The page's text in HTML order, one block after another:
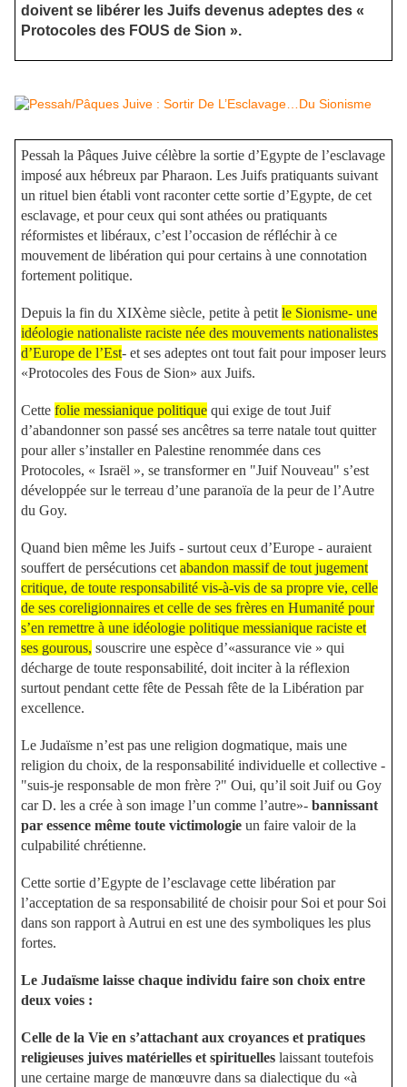
doivent se libérer les Juifs devenus adeptes des «
Protocoles des FOUS de Sion ».
Pessah la Pâques Juive célèbre la sortie d’Egypte de l’esclavage
imposé aux hébreux par Pharaon. Les Juifs pratiquants suivant
un rituel bien établi vont raconter cette sortie d’Egypte, de cet
esclavage, et pour ceux qui sont athées ou pratiquants
réformistes et libéraux, c’est l’occasion de réfléchir à ce
mouvement de libération qui pour certains à une connotation
fortement politique.
Depuis la fin du XIXème siècle, petite à petit le Sionisme- une
idéologie nationaliste raciste née des mouvements nationalistes
d’Europe de l’Est- et ses adeptes ont tout fait pour imposer leurs
«Protocoles des Fous de Sion» aux Juifs.
Cette folie messianique politique qui exige de tout Juif
d’abandonner son passé ses ancêtres sa terre natale tout quitter
pour aller s’installer en Palestine renommée dans ces
Protocoles, « Israël », se transformer en "Juif Nouveau" s’est
développée sur le terreau d’une paranoïa de la peur de l’Autre
du Goy.
Quand bien même les Juifs - surtout ceux d’Europe - auraient
souffert de persécutions cet abandon massif de tout jugement
critique, de toute responsabilité vis-à-vis de sa propre vie, celle
de ses coreligionnaires et celle de ses frères en Humanité pour
s’en remettre à une idéologie politique messianique raciste et
ses gourous, souscrire une espèce d’«assurance vie » qui
décharge de toute responsabilité, doit inciter à la réflexion
surtout pendant cette fête de Pessah fête de la Libération par
excellence.
Le Judaïsme n’est pas une religion dogmatique, mais une
religion du choix, de la responsabilité individuelle et collective -
"suis-je responsable de mon frère ?" Oui, qu’il soit Juif ou Goy
car D. les a crée à son image l’un comme l’autre»- bannissant
par essence même toute victimologie un faire valoir de la
culpabilité chrétienne.
Cette sortie d’Egypte de l’esclavage cette libération par
l’acceptation de sa responsabilité de choisir pour Soi et pour Soi
dans son rapport à Autrui en est une des symboliques les plus
fortes.
Le Judaïsme laisse chaque individu faire son choix entre
deux voies :
Celle de la Vie en s’attachant aux croyances et pratiques
religieuses juives matérielles et spirituelles laissant toutefois
une certaine marge de manœuvre dans sa dialectique du «à